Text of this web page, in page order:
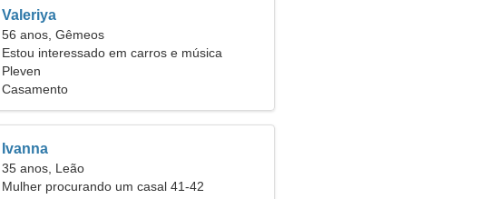
Valeriya
56 anos, Gêmeos
Estou interessado em carros e música
Pleven
Casamento
Ivanna
35 anos, Leão
Mulher procurando um casal 41-42